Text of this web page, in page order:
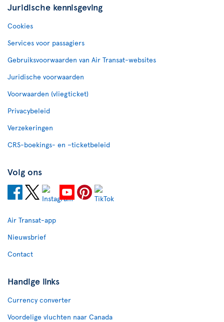
Juridische kennisgeving
Cookies
Services voor passagiers
Gebruiksvoorwaarden van Air Transat-websites
Juridische voorwaarden
Voorwaarden (vliegticket)
Privacybeleid
Verzekeringen
CRS-boekings- en –ticketbeleid
Volg ons
Air Transat-app
Nieuwsbrief
Contact
Handige links
Currency converter
Voordelige vluchten naar Canada